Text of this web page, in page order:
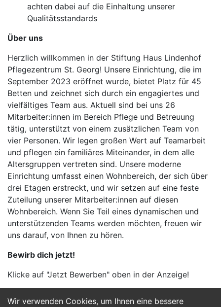
Wir verwenden Cookies, um Ihnen eine bessere
achten dabei auf die Einhaltung unserer
Qualitätsstandards
Über uns
Herzlich willkommen in der Stiftung Haus Lindenhof
Pflegezentrum St. Georg! Unsere Einrichtung, die im
September 2023 eröffnet wurde, bietet Platz für 45
Betten und zeichnet sich durch ein engagiertes und
vielfältiges Team aus. Aktuell sind bei uns 26
Mitarbeiter:innen im Bereich Pflege und Betreuung
tätig, unterstützt von einem zusätzlichen Team von
vier Personen. Wir legen großen Wert auf Teamarbeit
und pflegen ein familiäres Miteinander, in dem alle
Altersgruppen vertreten sind. Unsere moderne
Einrichtung umfasst einen Wohnbereich, der sich über
drei Etagen erstreckt, und wir setzen auf eine feste
Zuteilung unserer Mitarbeiter:innen auf diesen
Wohnbereich. Wenn Sie Teil eines dynamischen und
unterstützenden Teams werden möchten, freuen wir
uns darauf, von Ihnen zu hören.
Bewirb dich jetzt!
Klicke auf "Jetzt Bewerben" oben in der Anzeige!